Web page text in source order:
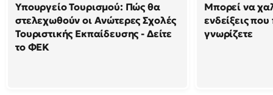
Υπουργείο Τουρισμού: Πώς θα
στελεχωθούν οι Ανώτερες Σχολές
Τουριστικής Εκπαίδευσης - Δείτε
το ΦΕΚ
Μπορεί να
ενδείξεις
γνωρίζετε